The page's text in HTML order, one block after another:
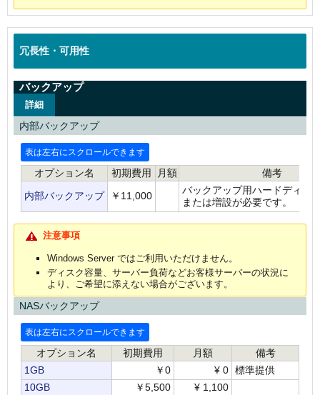
冗長性・可用性
バックアップ
詳細
内部バックアップ
オプション名 初期費用 月額
備考
内部バックアップ
￥11,000
バックアップ用ハードディス
または増設が必要です。
注意事項
Windows Server ではご利用いただけません。
ディスク容量、サーバー負荷などお客様サーバーの状況に
より、ご希望に添えない場合がございます。
NASバックアップ
オプション名 初期費用 月額
備考
1GB
￥0 ¥ 0 標準提供
10GB
￥5,500 ¥ 1,100